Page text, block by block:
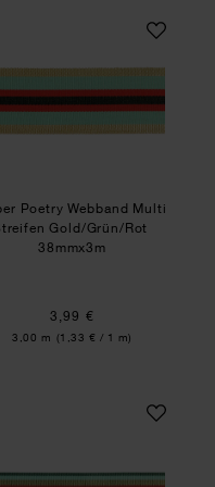
Duo Streifen Grün/Rot
Paper Poetry
Poetry Webband Multi
Gold/Grün/Rot
38mmx3m
3,99 €
Inhalt:
3,00 m (1,33 € / 1 m)
Multi Streifen Grün/Rot/
Paper Poetry